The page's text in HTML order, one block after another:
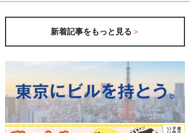
新着記事をもっと見る